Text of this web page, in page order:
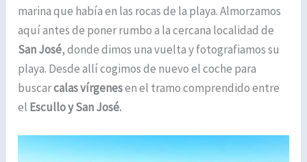
marina que había en las rocas de la playa. Almorzamos
aquí antes de poner rumbo a la cercana localidad de
San José, donde dimos una vuelta y fotografiamos su
playa. Desde allí cogimos de nuevo el coche para
buscarcalas vírgenesen el tramo comprendido entre
el Escullo y San José.